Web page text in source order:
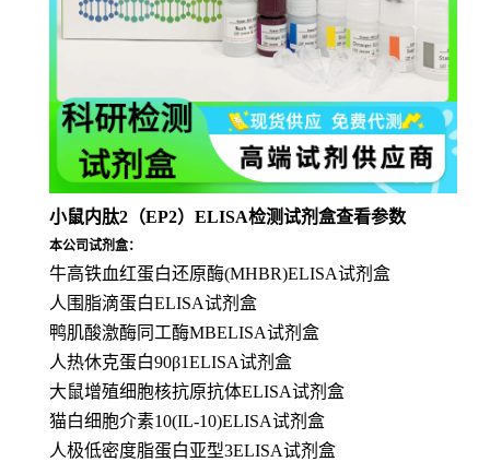
小鼠内肽2（EP2）ELISA检测试剂盒查看参数
本公司试剂盒：
牛高铁血红蛋白还原酶(MHBR)ELISA试剂盒
人围脂滴蛋白ELISA试剂盒
鸭肌酸激酶同工酶MBELISA试剂盒
人热休克蛋白90β1ELISA试剂盒
大鼠增殖细胞核抗原抗体ELISA试剂盒
猫白细胞介素10(IL-10)ELISA试剂盒
人极低密度脂蛋白亚型3ELISA试剂盒